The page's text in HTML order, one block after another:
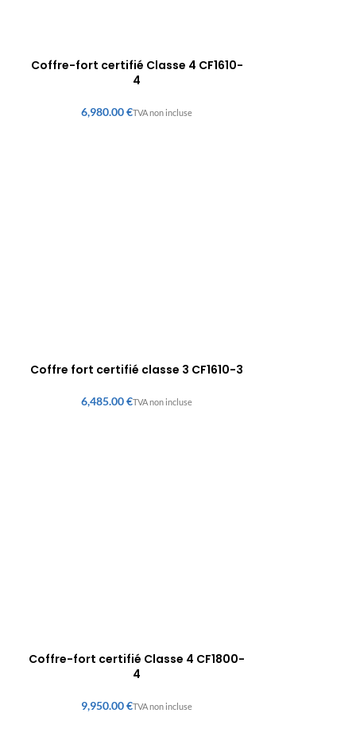
Coffre-fort certifié Classe 4 CF1610-
4
€
Coffre fort certifié classe 3 CF1610-3
€
Coffre-fort certifié Classe 4 CF1800-
4
€